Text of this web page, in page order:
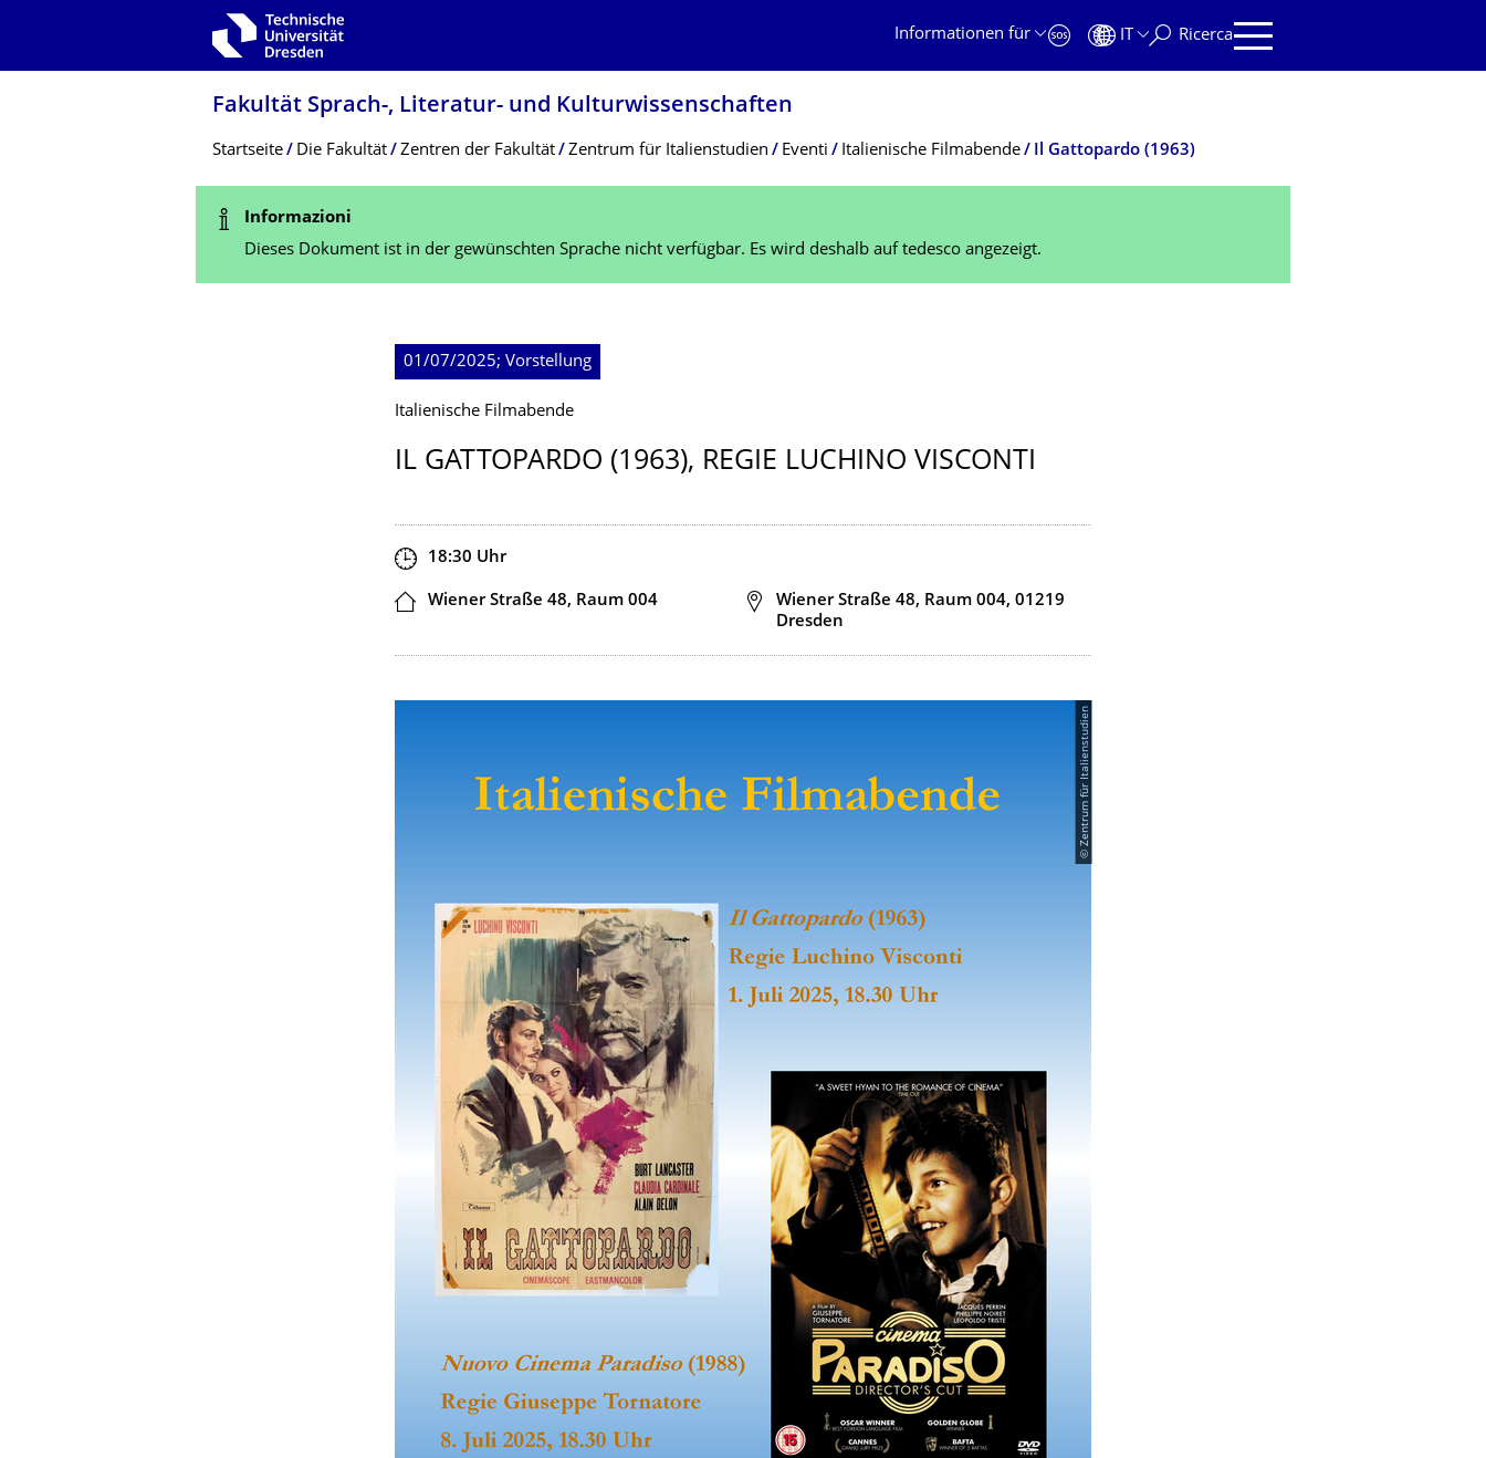
Zur Hauptnavigation springen
Informationen für
IT Ricerca
Fakultät Sprach-, Literatur- und Kulturwissenschaf­ten
Breadcrumb-Menü
Startseite Die Fakultät Zentren der Fakultät Zentrum für Italienstudien Eventi Italienische Filmabende Il Gattopardo (1963)
Statusmeldung
Informazioni
Dieses Dokument ist in der gewünschten Sprache nicht verfügbar. Es wird deshalb auf tedesco angezeigt.
01/07/2025; Vorstellung
Italienische Filmabende
IL GATTOPARDO (1963), REGIE LUCHINO VISCONTI
Zeit
18:30 Uhr
Ort
Wiener Straße 48, Raum 004 Adresse
Wiener Straße 48, Raum 004, 01219
Dresden
© Zentrum für Italienstudien